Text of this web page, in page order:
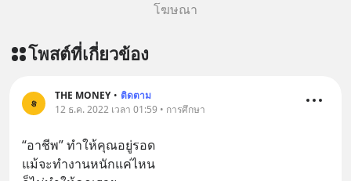
โฆษณา
โพสต์ที่เกี่ยวข้อง
THE MONEY • ติดตาม
12 ธ.ค. 2022 เวลา 01:59 • การศึกษา
“อาชีพ” ทำให้คุณอยู่รอด
แม้จะทำงานหนักแค่ไหน